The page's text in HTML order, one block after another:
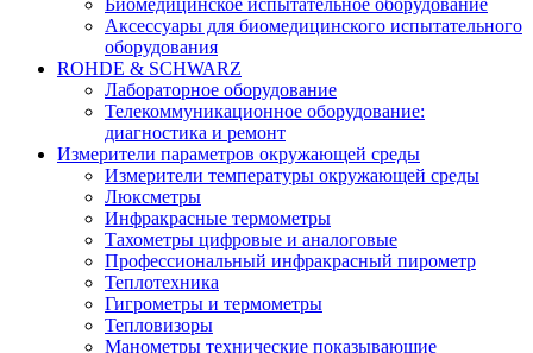
Биомедицинское испытательное оборудование
Аксессуары для биомедицинского испытательного
оборудования
ROHDE & SCHWARZ
Лабораторное оборудование
Телекоммуникационное оборудование:
диагностика и ремонт
Измерители параметров окружающей среды
Измерители температуры окружающей среды
Люксметры
Инфракрасные термометры
Тахометры цифровые и аналоговые
Профессиональный инфракрасный пирометр
Теплотехника
Гигрометры и термометры
Тепловизоры
Манометры технические показывающие